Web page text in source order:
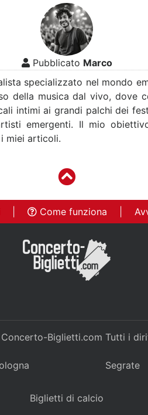
Pubblicato Marco
specializzato nel mondo
della musica dal vivo, dove
intimi ai grandi palchi dei
emergenti. Il mio
miei articoli.
Come funziona
Concerto-Biglietti.com Tutti i
Segrate
Biglietti di calcio